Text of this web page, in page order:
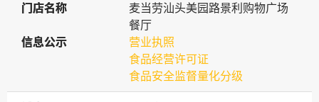
门店名称
门店名称
麦当劳汕头美园路景利购物广场
餐厅
信息公示
信息公示
营业执照
食品经营许可证
食品安全监督量化分级